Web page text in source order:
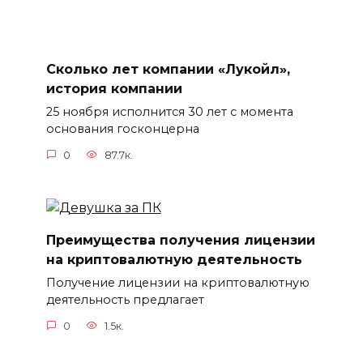
Сколько лет компании «Лукойл»,
история компании
25 ноября исполнится 30 лет с момента
основания госконцерна
0 87.7к.
Преимущества получения лицензии
на криптовалютную деятельность
Получение лицензии на криптовалютную
деятельность предлагает
0 1.5к.